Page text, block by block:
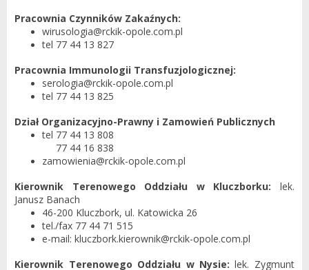
Pracownia Czynników Zakaźnych:
wirusologia@rckik-opole.com.pl
tel 77 44 13 827
Pracownia Immunologii Transfuzjologicznej:
serologia@rckik-opole.com.pl
tel 77 44 13 825
Dział Organizacyjno-Prawny i Zamowień Publicznych
tel 77 44 13 808
77 44 16 838
zamowienia@rckik-opole.com.pl
Kierownik Terenowego Oddziału w Kluczborku: lek.
Janusz Banach
46-200 Kluczbork, ul. Katowicka 26
tel./fax 77 44 71 515
e-mail: kluczbork.kierownik@rckik-opole.com.pl
Kierownik Terenowego Oddziału w Nysie: lek. Zygmunt